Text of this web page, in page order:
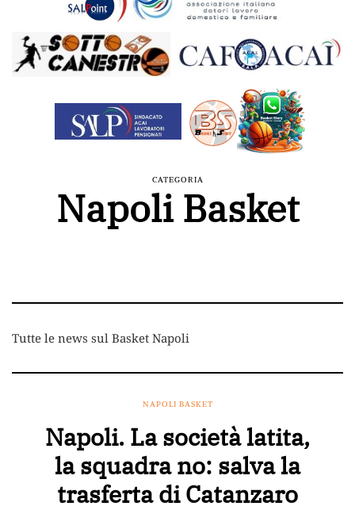
CATEGORIA
Napoli Basket
Tutte le news sul Basket Napoli
NAPOLI BASKET
Napoli. La società latita,
la squadra no: salva la
trasferta di Catanzaro